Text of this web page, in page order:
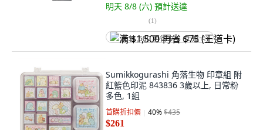
明天 8/8 (六) 預計送達
(1)
满 $1,500 再省 $75 (王道卡)
Sumikkogurashi 角落生物 印章組 附
紅籃色印泥 843836 3歲以上, 日常粉
多色, 1組
首購折扣價 40%$435
$261